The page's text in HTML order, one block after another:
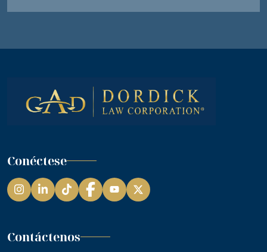
Conéctese
InstagramLinkedInTikTokFacebookYouTube
Contáctenos